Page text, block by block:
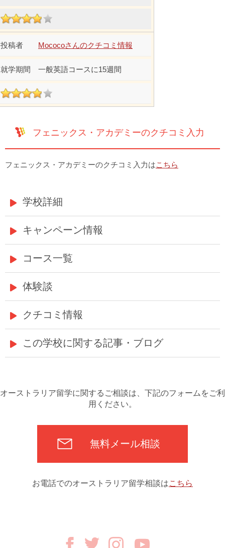
Mococoさんのクチコミ情報
一般英語コースに15週間
フェニックス・アカデミーのクチコミ入力
フェニックス・アカデミーのクチコミ入力はこちら
学校詳細
キャンペーン情報
コース一覧
体験談
クチコミ情報
この学校に関する記事・ブログ
オーストラリア留学に関するご相談は、下記のフォームをご利
用ください。
無料メール相談
お電話でのオーストラリア留学相談はこちら